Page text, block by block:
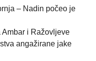
– Nadin počeo je
i Ražovljeve
angažirane jake